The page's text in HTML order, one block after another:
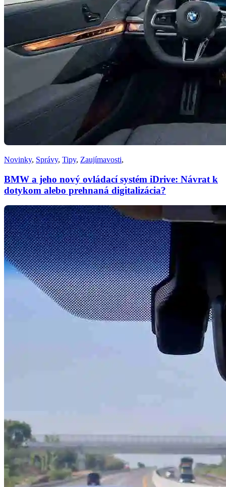
Novinky, Správy, Tipy, Zaujímavosti,
BMW a jeho nový ovládací systém iDrive: Návrat k
dotykom alebo prehnaná digitalizácia?